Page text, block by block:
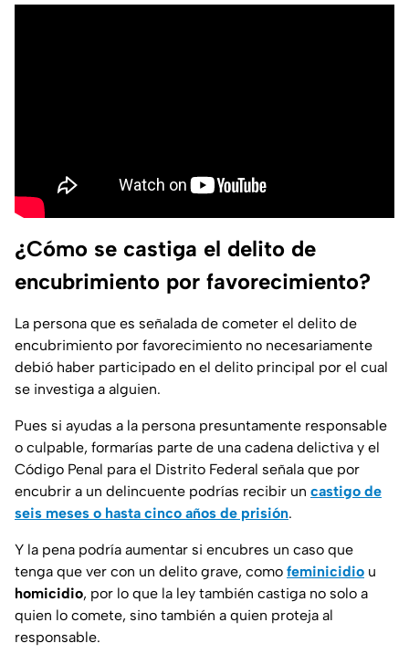
¿Cómo se castiga el delito de
encubrimiento por favorecimiento?
La persona que es señalada de cometer el delito de
encubrimiento por favorecimiento no necesariamente
debió haber participado en el delito principal por el cual
se investiga a alguien.
Pues si ayudas a la persona presuntamente responsable
o culpable, formarías parte de una cadena delictiva y el
Código Penal para el Distrito Federal señala que por
encubrir a un delincuente podrías recibir un castigo de
seis meses o hasta cinco años de prisión.
Y la pena podría aumentar si encubres un caso que
tenga que ver con un delito grave, como feminicidio u
homicidio, por lo que la ley también castiga no solo a
quien lo comete, sino también a quien proteja al
responsable.